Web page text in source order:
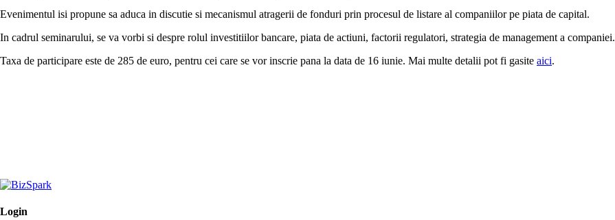
Evenimentul isi propune sa aduca in discutie si mecanismul atragerii de fonduri prin procesul de listare al companiilor pe piata de capital.
In cadrul seminarului, se va vorbi si despre rolul investitiilor bancare, piata de actiuni, factorii regulatori, strategia de management a companiei.
Taxa de participare este de 285 de euro, pentru cei care se vor inscrie pana la data de 16 iunie. Mai multe detalii pot fi gasite aici.
Login